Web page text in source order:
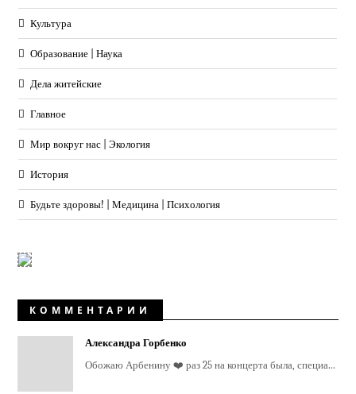
Культура
Образование | Наука
Дела житейские
Главное
Мир вокруг нас | Экология
История
Будьте здоровы! | Медицина | Психология
КОММЕНТАРИИ
Александра Горбенко
Обожаю Арбенину ❤️ раз 25 на концерта была, специа...